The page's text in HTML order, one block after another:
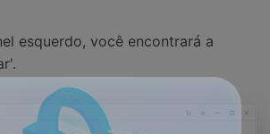
esquerdo, você encontrará a